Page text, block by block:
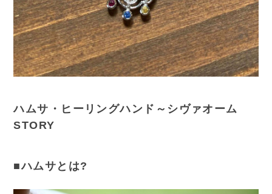
ハムサ・ヒーリングハンド～シヴァオーム
STORY
■ハムサとは?